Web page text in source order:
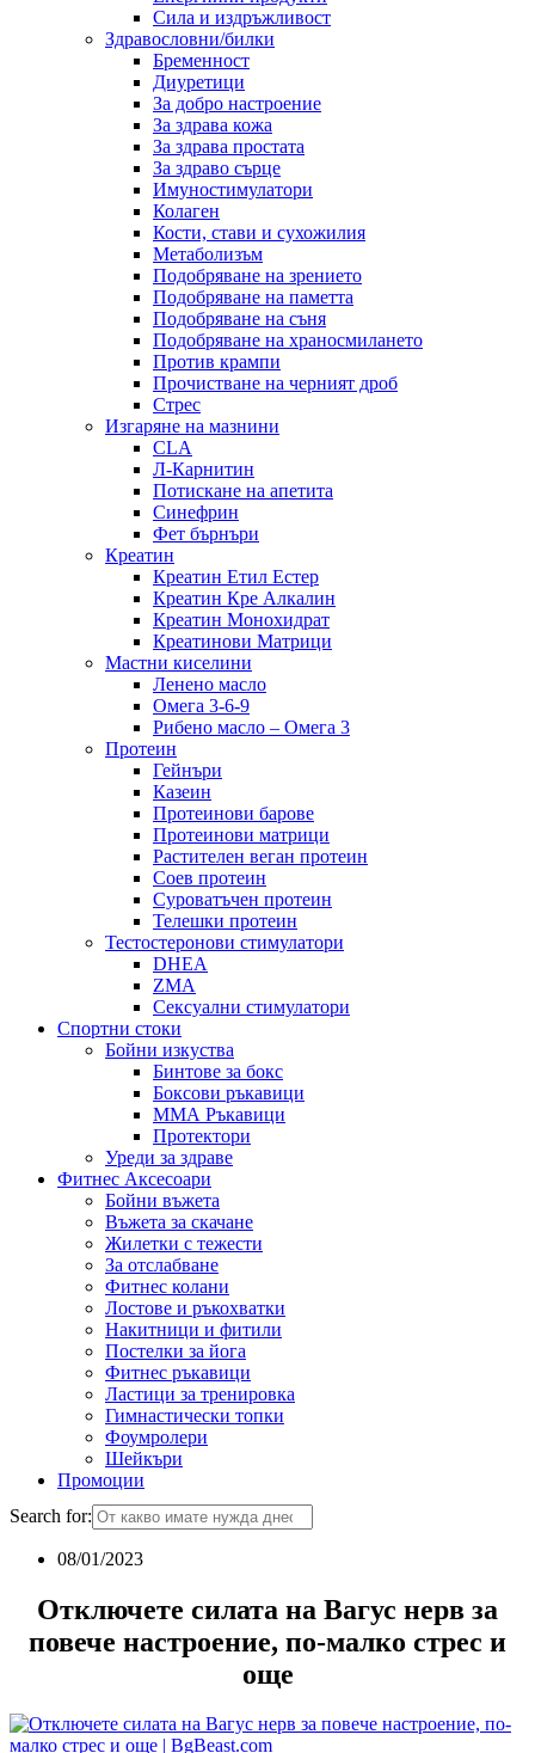
Сила и издръжливост
Здравословни/билки
Бременност
Диуретици
За добро настроение
За здрава кожа
За здрава простата
За здраво сърце
Имуностимулатори
Колаген
Кости, стави и сухожилия
Метаболизъм
Подобряване на зрението
Подобряване на паметта
Подобряване на съня
Подобряване на храносмилането
Против крампи
Прочистване на черният дроб
Стрес
Изгаряне на мазнини
CLA
Л-Карнитин
Потискане на апетита
Синефрин
Фет бърнъри
Креатин
Креатин Етил Естер
Креатин Кре Алкалин
Креатин Монохидрат
Креатинови Матрици
Мастни киселини
Ленено масло
Омега 3-6-9
Рибено масло – Омега 3
Протеин
Гейнъри
Казеин
Протеинови барове
Протеинови матрици
Растителен веган протеин
Соев протеин
Суроватъчен протеин
Телешки протеин
Тестостеронови стимулатори
DHEA
ZMA
Сексуални стимулатори
Спортни стоки
Бойни изкуства
Бинтове за бокс
Боксови ръкавици
ММА Ръкавици
Протектори
Уреди за здраве
Фитнес Аксесоари
Бойни въжета
Въжета за скачане
Жилетки с тежести
За отслабване
Фитнес колани
Лостове и ръкохватки
Накитници и фитили
Постелки за йога
Фитнес ръкавици
Ластици за тренировка
Гимнастически топки
Фоумролери
Шейкъри
Промоции
Search for:
08/01/2023
Отключете силата на Вагус нерв за
повече настроение, по-малко стрес и
още